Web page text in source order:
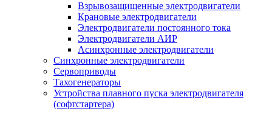
Взрывозащищенные электродвигатели
Крановые электродвигатели
Электродвигатели постоянного тока
Электродвигатели АИР
Асинхронные электродвигатели
Синхронные электродвигатели
Сервоприводы
Тахогенераторы
Устройства плавного пуска электродвигателя
(софтстартера)